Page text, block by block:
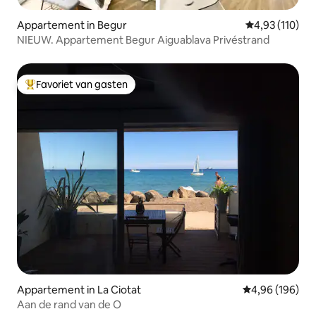
Appartement in Begur Gemiddelde
4,93 (110)
NIEUW. Appartement Begur Aiguablava Privéstrand
Topfavoriet van gasten
Favoriet van gasten
Appartement in La Ciotat Gemiddelde
4,96 (196)
Aan de rand van de O